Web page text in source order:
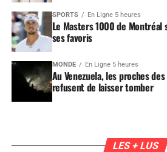
SPORTS En Ligne 5 heures
Le Masters 1000 de
ses favoris
MONDE En Ligne 5 heures
Au Venezuela, les proches
refusent de laisser tomber
LES + LUS